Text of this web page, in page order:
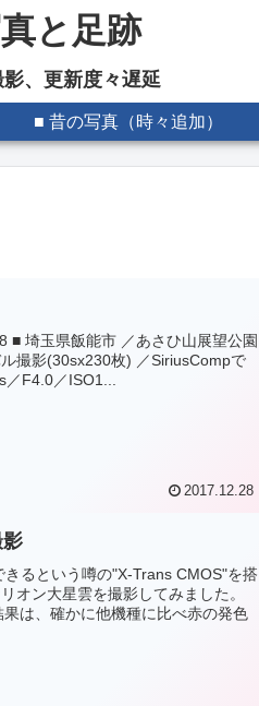
と足跡
、更新度々遅延
■ 昔の写真（時々追加）
■ 埼玉県飯能市 ／あさひ山展望公園
撮影(30sx230枚) ／SiriusCompで
F4.0／ISO1...
2017.12.28
るという噂の"X-Trans CMOS"を搭
オン大星雲を撮影してみました。
は、確かに他機種に比べ赤の発色